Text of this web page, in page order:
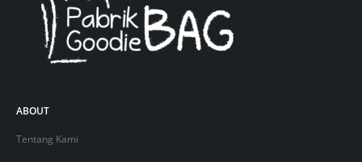
ABOUT
Tentang Kami